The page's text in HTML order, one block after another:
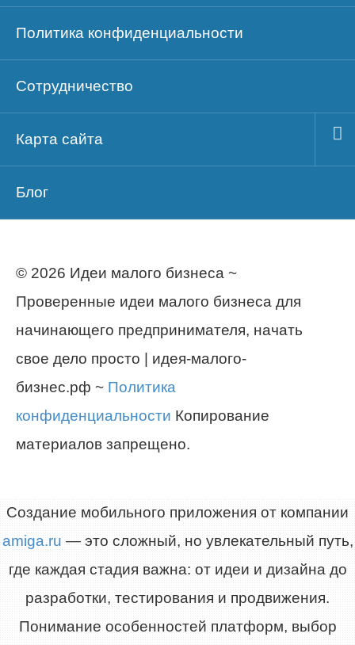
Политика конфиденциальности
Сотрудничество
Карта сайта
Блог
© 2026 Идеи малого бизнеса ~
Проверенные идеи малого бизнеса для
начинающего предпринимателя, начать
свое дело просто | идея-малого-
бизнес.рф ~ Политика
конфиденциальности Копирование
материалов запрещено.
Создание мобильного приложения от компании
amiga.ru — это сложный, но увлекательный путь,
где каждая стадия важна: от идеи и дизайна до
разработки, тестирования и продвижения.
Понимание особенностей платформ, выбор